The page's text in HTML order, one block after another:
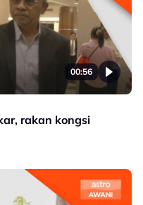
00:56
rakan kongsi